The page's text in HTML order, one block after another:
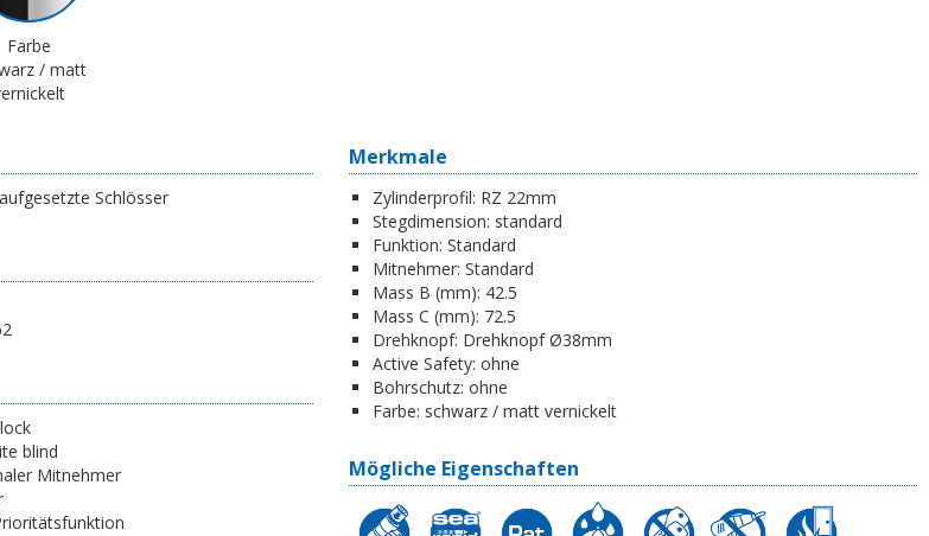
Farbe
/ matt
Schlösser
blind
Mitnehmer
Merkmale
Zylinderprofil: RZ 22mm
Stegdimension: standard
Funktion: Standard
Mitnehmer: Standard
Mass B (mm): 42.5
Mass C (mm): 72.5
Drehknopf: Drehknopf Ø38mm
Active Safety: ohne
Bohrschutz: ohne
Farbe: schwarz / matt vernickelt
Mögliche Eigenschaften